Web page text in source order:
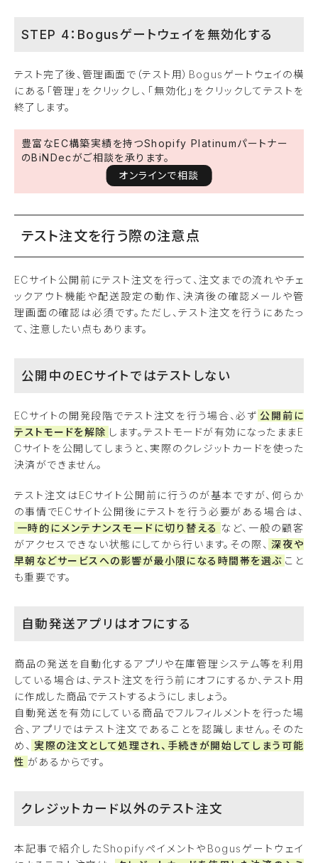
STEP 4：Bogusゲートウェイを無効化する
テスト完了後、管理画面で（テスト用）Bogusゲートウェイの横
にある「管理」をクリックし、「無効化」をクリックしてテストを
終了します。
豊富なEC構築実績を持つShopify Platinumパートナー
のBiNDecがご相談を承ります。
オンラインで相談
テスト注文を行う際の注意点
ECサイト公開前にテスト注文を行って、注文までの流れやチェ
ックアウト機能や配送設定の動作、決済後の確認メールや管
理画面の確認は必須です。ただし、テスト注文を行うにあたっ
て、注意したい点もあります。
公開中のECサイトではテストしない
ECサイトの開発段階でテスト注文を行う場合、必ず 公開前に
テストモードを解除 します。テストモードが有効になったままE
Cサイトを公開してしまうと、実際のクレジットカードを使った
決済ができません。
テスト注文はECサイト公開前に行うのが基本ですが、何らか
の事情でECサイト公開後にテストを行う必要がある場合は、
一時的にメンテナンスモードに切り替える など、一般の顧客
がアクセスできない状態にしてから行います。その際、 深夜や
早朝などサービスへの影響が最小限になる時間帯を選ぶ こと
も重要です。
自動発送アプリはオフにする
商品の発送を自動化するアプリや在庫管理システム等を利用
している場合は、テスト注文を行う前にオフにするか、テスト用
に作成した商品でテストするようにしましょう。
自動発送を有効にしている商品でフルフィルメントを行った場
合、アプリではテスト注文であることを認識しません。そのた
め、 実際の注文として処理され、手続きが開始してしまう可能
性 があるからです。
クレジットカード以外のテスト注文
本記事で紹介したShopifyペイメントやBogusゲートウェイ